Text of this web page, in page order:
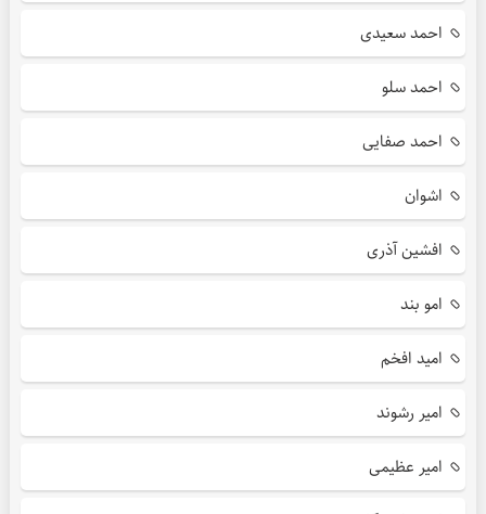
احمد سعیدی
احمد سلو
احمد صفایی
اشوان
افشین آذری
امو بند
امید افخم
امیر رشوند
امیر عظیمی